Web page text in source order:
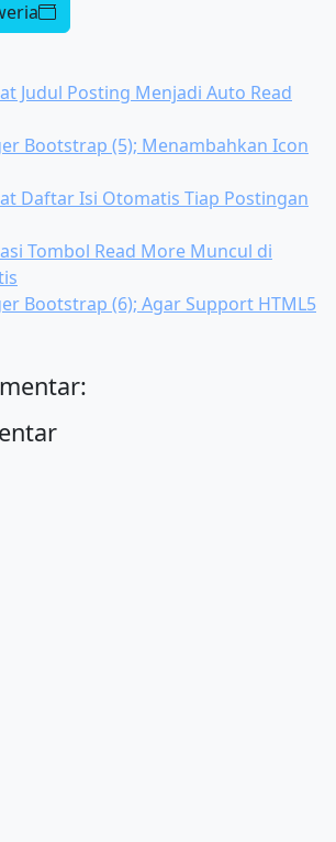
Judul Posting Menjadi Auto Read
Bootstrap (5); Menambahkan Icon
Daftar Isi Otomatis Tiap Postingan
Tombol Read More Muncul di
Bootstrap (6); Agar Support HTML5